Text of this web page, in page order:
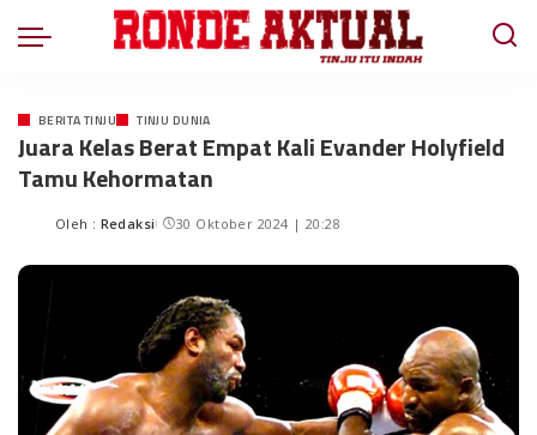
BERITA TINJU TINJU DUNIA
Juara Kelas Berat Empat Kali Evander Holyfield
Tamu Kehormatan
Oleh : Redaksi 30 Oktober 2024 | 20:28